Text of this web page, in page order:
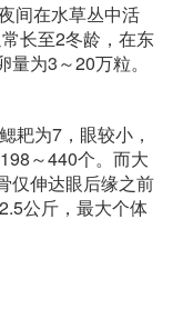
间在水草丛中活
长至2冬龄，在东
为3～20万粒。
耙为7，眼较小，
～440个。而大
仅伸达眼后缘之前
公斤，最大个体